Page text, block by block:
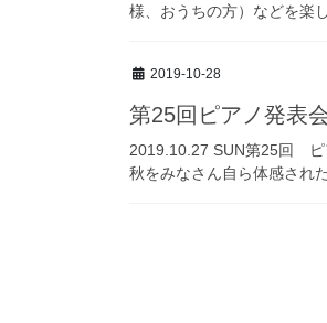
様、おうちの方）などを楽
2019-10-28
第25回ピアノ発表
2019.10.27 SUN第25回 ピ
秋をみなさん自ら体感され